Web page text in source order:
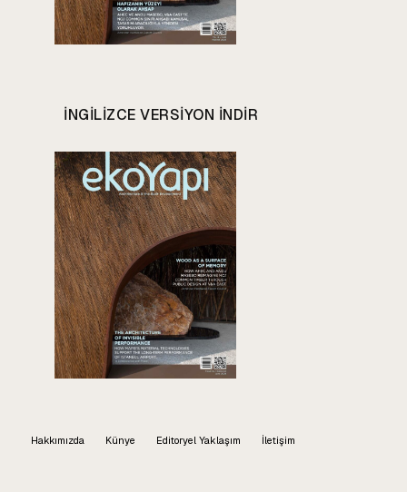
INGILIZCE VERSIYON INDIR
Hakkımızda Künye Editoryel Yaklaşım İletişim